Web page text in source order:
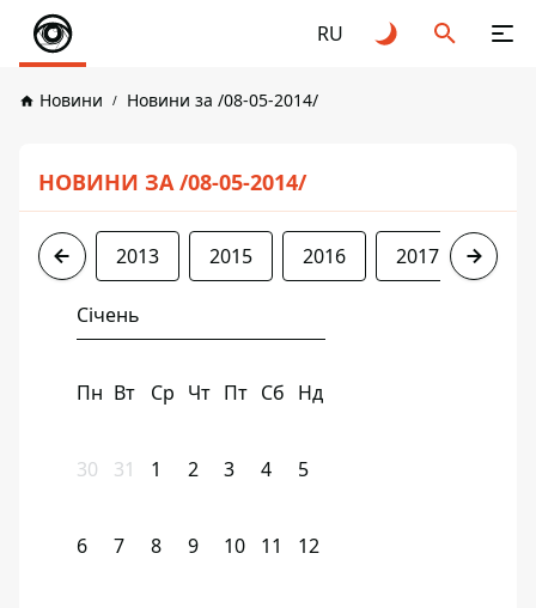
RU
Новини Новини за /08-05-2014/
НОВИНИ ЗА /08-05-2014/
2013 2015 2016 2017 2018
Січень
Пн Вт Ср Чт Пт Сб Нд
30 31 1 2 3 4 5
6 7 8 9 10 11 12